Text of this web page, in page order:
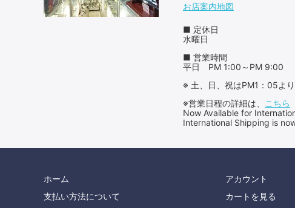
お店案内地図
■ 定休日
水曜日
■ 営業時間
平日 PM 1:00～PM 9:00
※ 土、日、祝はPM1：05より
※営業日程の詳細は、
こちら
Now Available for
International Shipping is
ホーム
支払い方法について
アカウント
カートを見る